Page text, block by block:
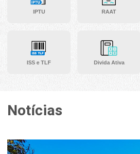
IPTU
ISS e TLF
RAAT
Divida Ativa
Notícias